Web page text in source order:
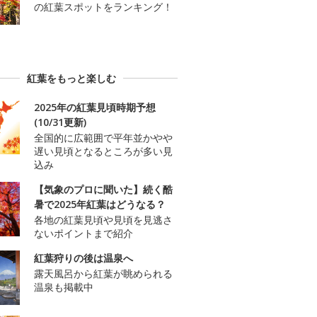
の紅葉スポットをランキング！
紅葉をもっと楽しむ
2025年の紅葉見頃時期予想
(10/31更新)
全国的に広範囲で平年並かやや
遅い見頃となるところが多い見
込み
【気象のプロに聞いた】続く酷
暑で2025年紅葉はどうなる？
各地の紅葉見頃や見頃を見逃さ
ないポイントまで紹介
紅葉狩りの後は温泉へ
露天風呂から紅葉が眺められる
温泉も掲載中